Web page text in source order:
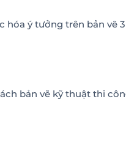
hóa ý tưởng trên bản vẽ
bản vẽ kỹ thuật thi